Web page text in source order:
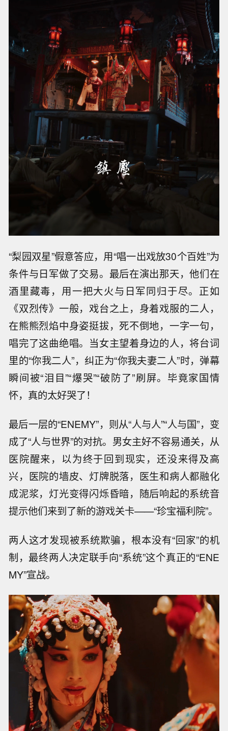
“梨园双星”假意答应，用“唱一出戏放30个百姓”为
条件与日军做了交易。最后在演出那天，他们在
酒里藏毒，用一把大火与日军同归于尽。正如
《双烈传》一般，戏台之上，身着戏服的二人，
在熊熊烈焰中身姿挺拔，死不倒地，一字一句，
唱完了这曲绝唱。当女主望着身边的人，将台词
里的“你我二人”，纠正为“你我夫妻二人”时，弹幕
瞬间被“泪目”“爆哭”“破防了”刷屏。毕竟家国情
怀，真的太好哭了！
最后一层的“ENEMY”，则从“人与人”“人与国”，变
成了“人与世界”的对抗。男女主好不容易通关，从
医院醒来，以为终于回到现实，还没来得及高
兴，医院的墙皮、灯牌脱落，医生和病人都融化
成泥浆，灯光变得闪烁昏暗，随后响起的系统音
提示他们来到了新的游戏关卡——“珍宝福利院”。
两人这才发现被系统欺骗，根本没有“回家”的机
制，最终两人决定联手向“系统”这个真正的“ENE
MY”宣战。